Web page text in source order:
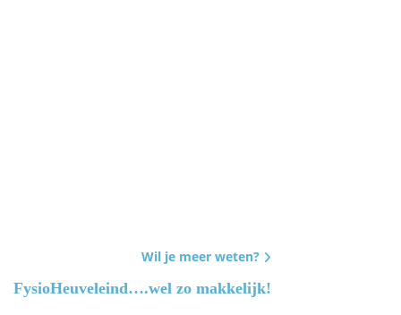
Wil je meer weten?
FysioHeuveleind….wel zo makkelijk!